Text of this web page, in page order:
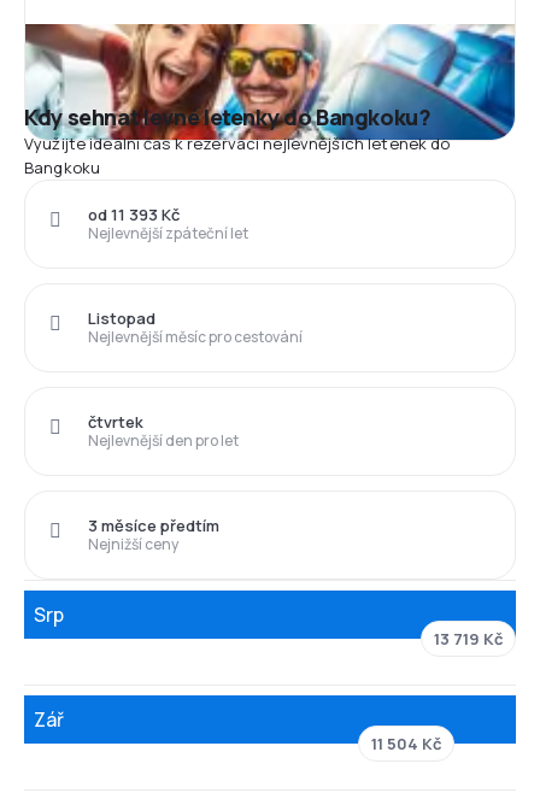
Kdy sehnat levné letenky do Bangkoku?
Využijte ideální čas k rezervaci nejlevnějších letenek do
Bangkoku
Nejlevnější zpáteční let
od 11 393 Kč
Nejlevnější měsíc pro cestování
Listopad
Nejlevnější den pro let
čtvrtek
Nejnižší ceny
3 měsíce předtím
Srp
13 719 Kč
Zář
11 504 Kč